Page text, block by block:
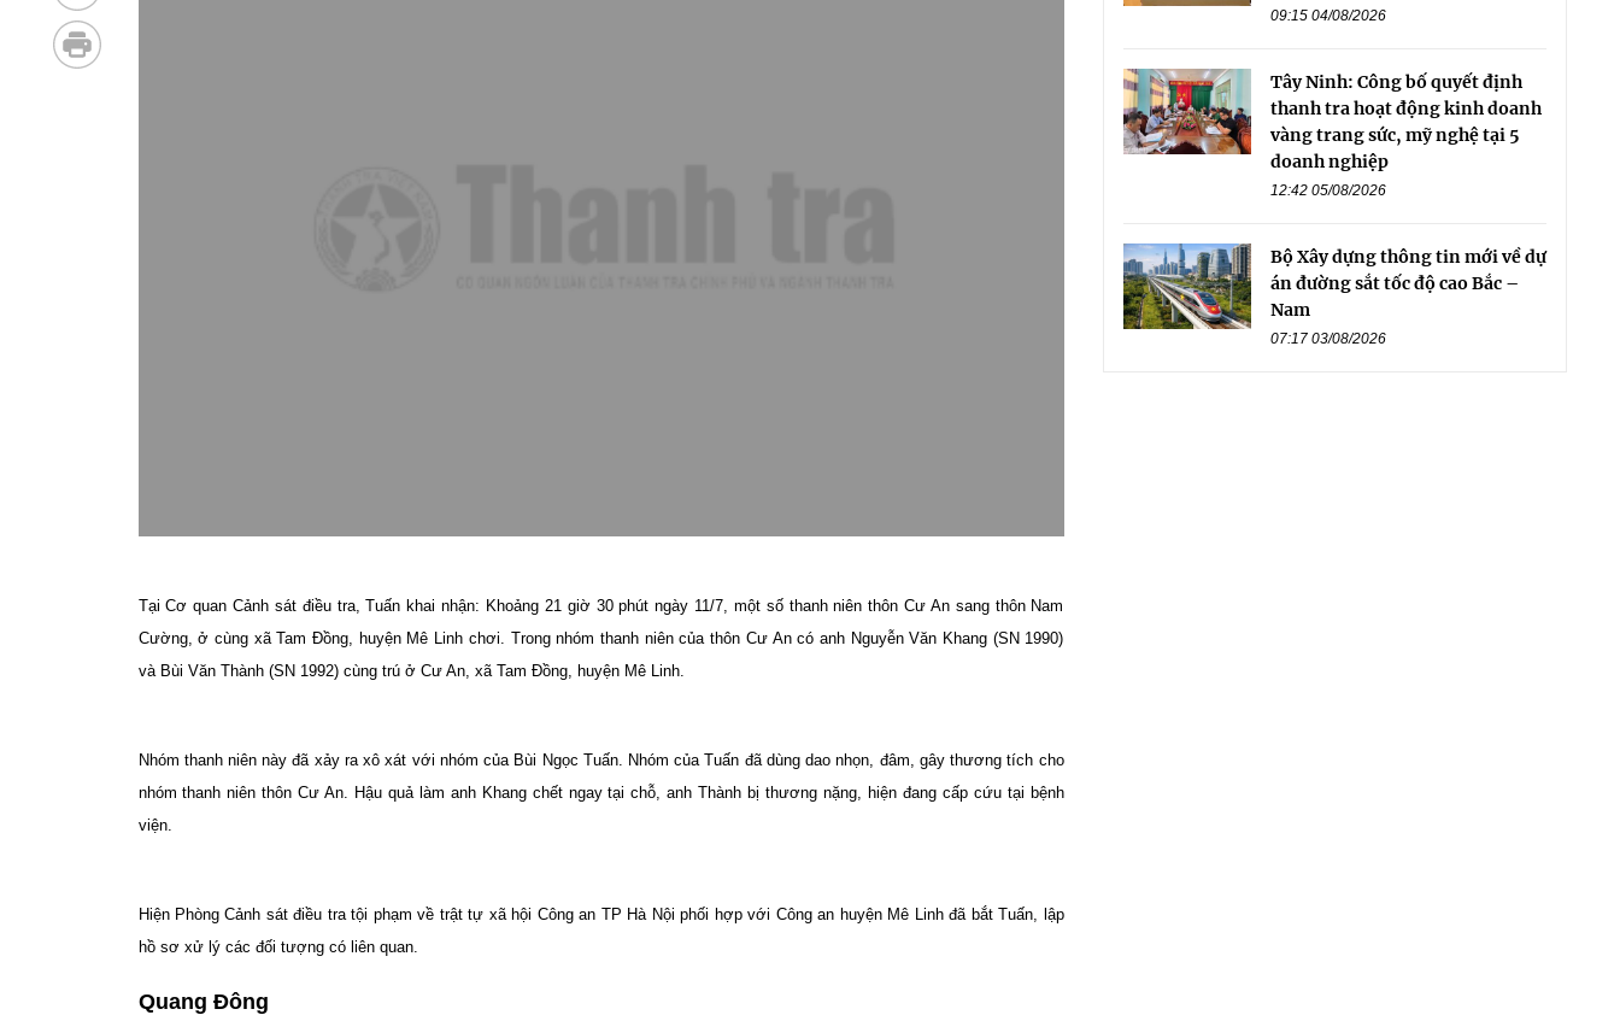
Tại Cơ quan Cảnh sát điều tra, Tuấn khai nhận: Khoảng 21 giờ 30 phút ngày 11/7, một số thanh niên thôn Cư An sang thôn Nam
Cường, ở cùng xã Tam Đồng, huyện Mê Linh chơi. Trong nhóm thanh niên của thôn Cư An có anh Nguyễn Văn Khang (SN 1990)
và Bùi Văn Thành (SN 1992) cùng trú ở Cư An, xã Tam Đồng, huyện Mê Linh.
Nhóm thanh niên này đã xảy ra xô xát với nhóm của Bùi Ngọc Tuấn. Nhóm của Tuấn đã dùng dao nhọn, đâm, gây thương tích cho
nhóm thanh niên thôn Cư An. Hậu quả làm anh Khang chết ngay tại chỗ, anh Thành bị thương nặng, hiện đang cấp cứu tại bệnh
viện.
Hiện Phòng Cảnh sát điều tra tội phạm về trật tự xã hội Công an TP Hà Nội phối hợp với Công an huyện Mê Linh đã bắt Tuấn, lập
hồ sơ xử lý các đối tượng có liên quan.
Quang Đông
09:15 04/08/2026
Tây Ninh: Công bố quyết định
thanh tra hoạt động kinh doanh
vàng trang sức, mỹ nghệ tại 5
doanh nghiệp
12:42 05/08/2026
Bộ Xây dựng thông tin mới về dự
án đường sắt tốc độ cao Bắc –
Nam
07:17 03/08/2026